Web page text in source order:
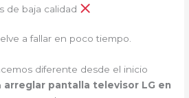
de baja calidad
a fallar en poco tiempo.
diferente desde el inicio
arreglar pantalla televisor LG en